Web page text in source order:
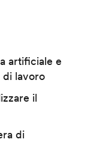
artificiale e
di lavoro
il
di